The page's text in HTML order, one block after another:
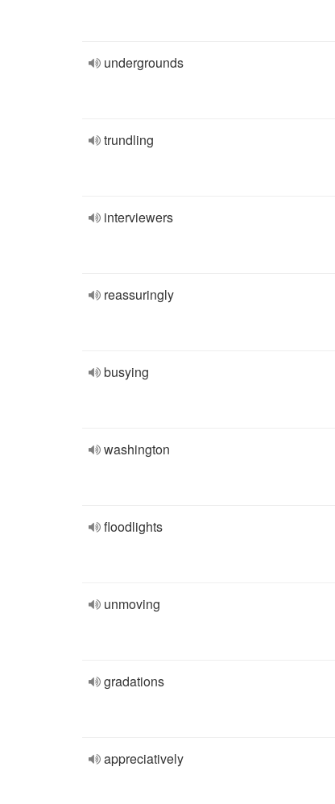
undergrounds
trundling
interviewers
reassuringly
busying
washington
floodlights
unmoving
gradations
appreciatively